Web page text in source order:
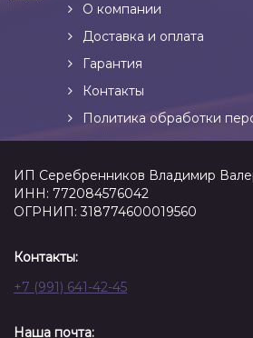
О компании
Доставка и оплата
Гарантия
Контакты
Политика обработки
ИП Серебренников Владимир
ИНН: 772084576042
ОГРНИП: 318774600019560
Контакты:
+7 (991) 641-42-45
Наша почта: